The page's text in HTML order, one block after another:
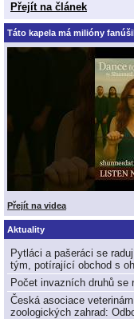
Přejít na článek
Táto kapela má milióny
Přejít na videa
Aktuality
Pytláci a pašeráci se
tým, potírající obchod s
Počet invazních druhů se
Česká asociace
zoologických zahrad: